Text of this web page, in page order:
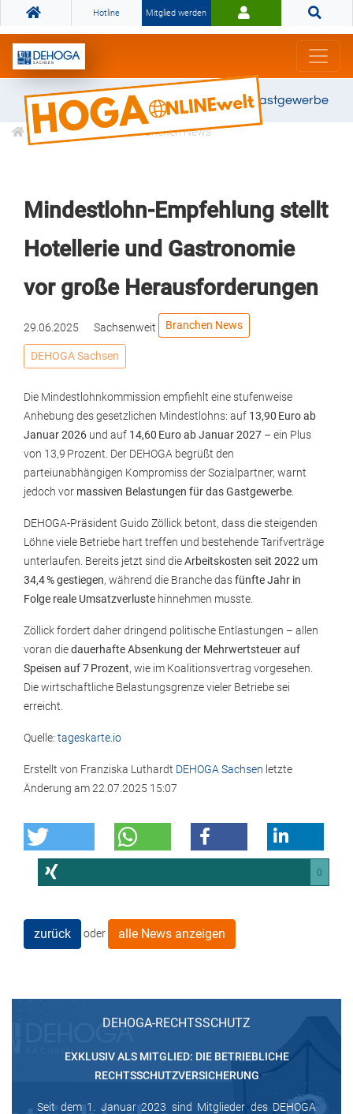
Hotline Mitglied werden
Gemeinsam stark für das Gastgewerbe
Informationen Branchen News
Mindestlohn-Empfehlung stellt
Hotellerie und Gastronomie
vor große Herausforderungen
29.06.2025 Sachsenweit Branchen News
DEHOGA Sachsen
Die Mindestlohnkommission empfiehlt eine stufenweise
Anhebung des gesetzlichen Mindestlohns: auf 13,90 Euro ab
Januar 2026 und auf 14,60 Euro ab Januar 2027 – ein Plus
von 13,9 Prozent. Der DEHOGA begrüßt den
parteiunabhängigen Kompromiss der Sozialpartner, warnt
jedoch vor massiven Belastungen für das Gastgewerbe
DEHOGA-Präsident Guido Zöllick betont, dass die steigenden
Löhne viele Betriebe hart treffen und bestehende Tarifverträge
unterlaufen. Bereits jetzt sind dieArbeitskosten seit 2022 um
34,4 % gestiegen, während die Branche dasfünfte Jahr in
Folge reale Umsatzverluste hinnehmen musste.
Zöllick fordert daher dringend politische Entlastungen – allen
voran diedauerhafte Absenkung der Mehrwertsteuer auf
Speisen auf 7 Prozent, wie im Koalitionsvertrag vorgesehen.
Die wirtschaftliche Belastungsgrenze vieler Betriebe sei
erreicht.
Quelle: tageskarte.io
Erstellt von Franziska Luthardt DEHOGA Sachsen letzte
Änderung am22.07.2025 15:07
0
zurück oder alle News anzeigen
DEHOGA-RECHTSSCHUTZ
EXKLUSIV ALS MITGLIED: DIE BETRIEBLICHE
RECHTSSCHUTZVERSICHERUNG
Seit dem 1. Januar 2023 sind Mitglieder des DEHOGA